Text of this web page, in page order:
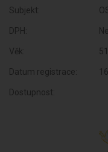
Subjekt:
DPH:
Věk:
Datum registrace:
Dostupnost: